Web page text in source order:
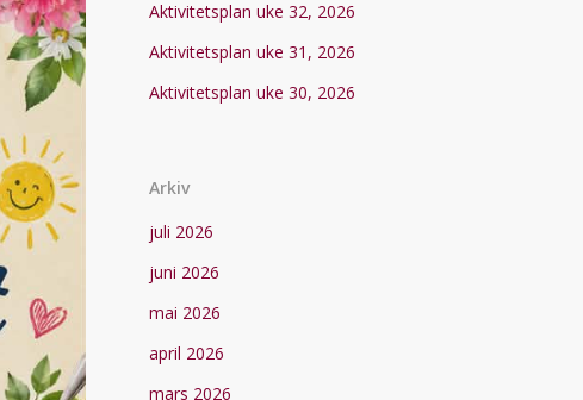
Aktivitetsplan uke 32, 2026
Aktivitetsplan uke 31, 2026
Aktivitetsplan uke 30, 2026
Arkiv
juli 2026
juni 2026
mai 2026
april 2026
mars 2026